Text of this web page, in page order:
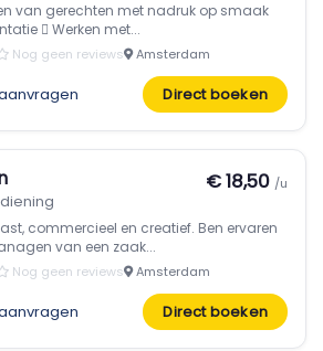
van gerechten met nadruk op smaak
 Werken met...
Nog geen reviews Amsterdam
Direct boeken
€ 18,50 /u
commercieel en creatief. Ben ervaren
van een zaak...
Nog geen reviews Amsterdam
Direct boeken